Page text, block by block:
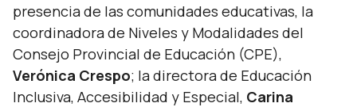
presencia de las comunidades educativas, la
coordinadora de Niveles y Modalidades del
Consejo Provincial de Educación (CPE),
Verónica Crespo; la directora de Educación
Inclusiva, Accesibilidad y Especial, Carina